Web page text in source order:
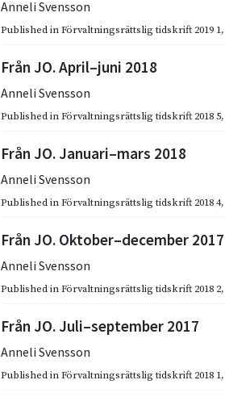
Anneli Svensson
Published inFörvaltningsrättslig tidskrift 2019 1,
Från JO. April–juni 2018
Anneli Svensson
Published inFörvaltningsrättslig tidskrift 2018 5,
Från JO. Januari–mars 2018
Anneli Svensson
Published inFörvaltningsrättslig tidskrift 2018 4,
Från JO. Oktober–december 2017
Anneli Svensson
Published inFörvaltningsrättslig tidskrift 2018 2,
Från JO. Juli–september 2017
Anneli Svensson
Published inFörvaltningsrättslig tidskrift 2018 1,